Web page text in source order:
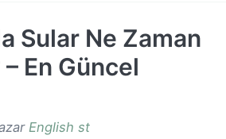
Sular Ne Zaman
En Güncel
English st